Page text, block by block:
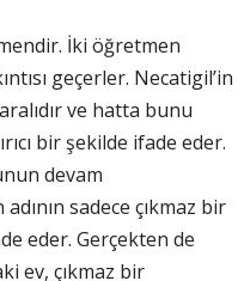
İki öğretmen
geçerler. Necatigil’in
ve hatta bunu
bir şekilde ifade eder.
devam
sadece çıkmaz bir
eder. Gerçekten de
ev, çıkmaz bir